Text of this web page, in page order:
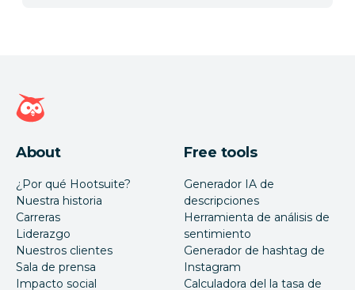
Página de inicio de Hootsuite
About
¿Por qué Hootsuite?
Nuestra historia
Carreras
Liderazgo
Nuestros clientes
Sala de prensa
Impacto social
Free tools
Generador IA de
descripciones
Herramienta de análisis de
sentimiento
Generador de hashtag de
Instagram
Calculadora del la tasa de